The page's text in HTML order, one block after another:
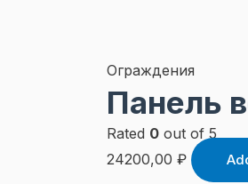
Ограждения
Панель
Rated 0 out of 5
24200,00 ₽